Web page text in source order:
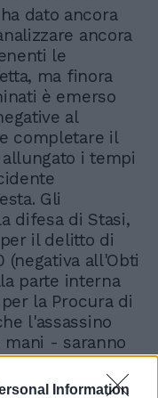
Information
dato ancora
ancora
le
ma finora
è emerso
al
completare il
i tempi
Gli
difesa di Stasi,
il delitto di
(negativa all'Obti
parte interna
la Procura di
l'assassino
mani - saranno
gli